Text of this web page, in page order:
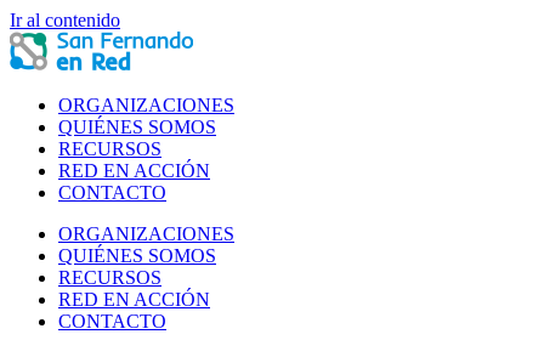
Ir al contenido
ORGANIZACIONES
QUIÉNES SOMOS
RECURSOS
RED EN ACCIÓN
CONTACTO
ORGANIZACIONES
QUIÉNES SOMOS
RECURSOS
RED EN ACCIÓN
CONTACTO